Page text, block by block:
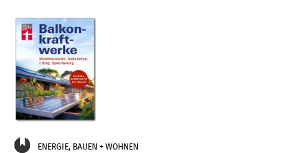
ENERGIE, BAUEN + WOHNEN